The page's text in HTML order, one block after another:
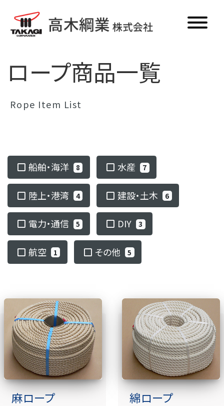
ホーム
ロープ
更新情報
メディア掲載
新卒・中途採用
会社概要
ロープ商品一覧
Rope Item List
船舶・海洋 8 水産 7
陸上・港湾 4 建設・土木 6
電力・通信 5 DIY 3
航空 1 その他 5
麻ロープ 綿ロープ